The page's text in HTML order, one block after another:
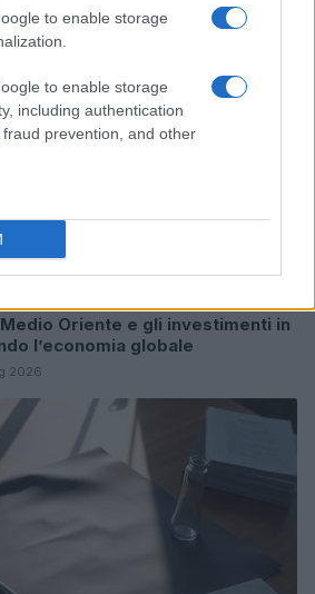
to enable storage
to enable storage
including authentication
prevention, and other
Oriente e gli investimenti in
l’economia globale
2026